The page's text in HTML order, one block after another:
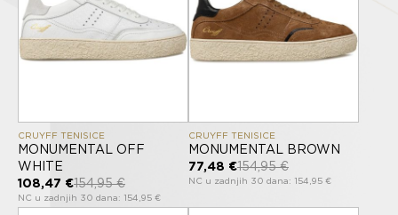
CRUYFF TENISICE
MONUMENTAL OFF
WHITE
108,47 €154,95 €
NC u zadnjih 30 dana: 154,95 €
CRUYFF TENISICE
MONUMENTAL BROWN
77,48 €154,95 €
NC u zadnjih 30 dana: 154,95 €